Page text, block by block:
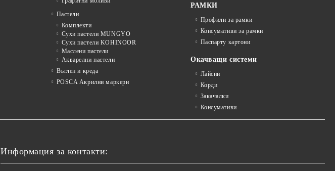
Пастели
Комплекти
Сухи пастели MUNGYO
Сухи пастели KOHINOOR
Маслени пастели
Акварелни пастели
Въглен и креда
POSCA Акрилни маркери
РАМКИ
Профили за рамки
Консумативи за рамки
Паспарту картони
Окачващи системи
Лайсни
Корди
Закачалки
Консумативи
Информация за контакти: